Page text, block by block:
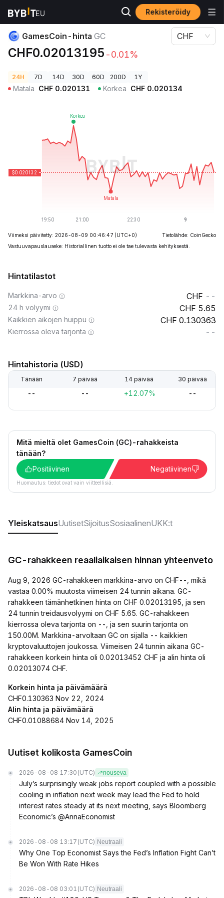
Rekisteröidy
Kryptohinnat
GamesCoin-hinta GC
CHF0.02013195 -0.01%
CHF
24H 7D 14D 30D 60D 200D 1Y
Matala CHF 0.020131 Korkea CHF 0.020134
Viimeksi päivitetty: 2026-08-09 00:46:47 (UTC+0)
Tietolähde: CoinGecko
Vastuuvapauslauseke: Historiallinen tuotto ei ole tae tulevasta kehityksestä.
Hintatilastot
Markkina-arvo --
24 h volyymi 5.65
Kaikkien aikojen huippu 0.130363
Kierrossa oleva tarjonta --
Hintahistoria (USD)
Tänään 7 päivää 14 päivää 30 päivää
-- -- +12.07% --
Mitä mieltä olet GamesCoin (GC)-rahakkeista
tänään?
Positiivinen
Negatiivinen
Huomautus: tiedot ovat vain viitteellisiä.
YleiskatsausUutisetSijoitusSosiaalinenUKK:t
GC-rahakkeen reaaliaikaisen hinnan yhteenveto
Aug 9, 2026 GC-rahakkeen markkina-arvo on CHF--, mikä
vastaa 0.00% muutosta viimeisen 24 tunnin aikana. GC-
rahakkeen tämänhetkinen hinta on CHF 0.02013195, ja sen
24 tunnin treidausvolyymi on CHF 5.65. GC-rahakkeen
kierrossa oleva tarjonta on --, ja sen suurin tarjonta on
150.00M. Markkina-arvoltaan GC on sijalla -- kaikkien
kryptovaluuttojen joukossa. Viimeisen 24 tunnin aikana GC-
rahakkeen korkein hinta oli 0.02013452 CHF ja alin hinta oli
0.02013074 CHF.
Korkein hinta ja päivämäärä
CHF0.130363 Nov 22, 2024
Alin hinta ja päivämäärä
CHF0.01088684 Nov 14, 2025
Uutiset kolikosta GamesCoin
2026-08-08 17:30 (UTC) nouseva
July’s surprisingly weak jobs report coupled with a possible
cooling in inflation next week may lead the Fed to hold
interest rates steady at its next meeting, says Bloomberg
Economic’s @AnnaEconomist
2026-08-08 13:17 (UTC) Neutraali
Why One Top Economist Says the Fed’s Inflation Fight Can’t
Be Won With Rate Hikes
2026-08-08 03:01 (UTC) Neutraali